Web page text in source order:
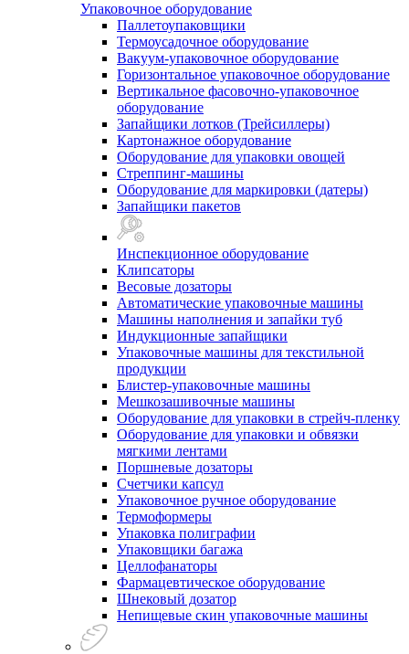
Упаковочное оборудование
Паллетоупаковщики
Термоусадочное оборудование
Вакуум-упаковочное оборудование
Горизонтальное упаковочное оборудование
Вертикальное фасовочно-упаковочное
оборудование
Запайщики лотков (Трейсиллеры)
Картонажное оборудование
Оборудование для упаковки овощей
Стреппинг-машины
Оборудование для маркировки (датеры)
Запайщики пакетов
Инспекционное оборудование
Клипсаторы
Весовые дозаторы
Автоматические упаковочные машины
Машины наполнения и запайки туб
Индукционные запайщики
Упаковочные машины для текстильной
продукции
Блистер-упаковочные машины
Мешкозашивочные машины
Оборудование для упаковки в стрейч-пленку
Оборудование для упаковки и обвязки
мягкими лентами
Поршневые дозаторы
Счетчики капсул
Упаковочное ручное оборудование
Термоформеры
Упаковка полиграфии
Упаковщики багажа
Целлофанаторы
Фармацевтическое оборудование
Шнековый дозатор
Непищевые скин упаковочные машины